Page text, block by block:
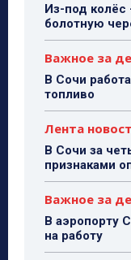
Из-под колёс
болотную
Важное за
В Сочи
топливо
Лента
В Сочи за
признаками
Важное за
В аэропорту
на работу